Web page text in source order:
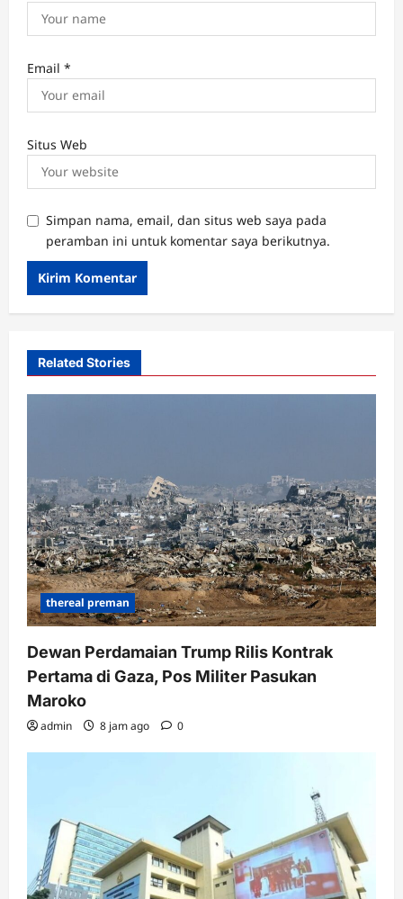
Email *
Situs Web
Simpan nama, email, dan situs web saya pada
peramban ini untuk komentar saya berikutnya.
Related Stories
thereal preman
Dewan Perdamaian Trump Rilis Kontrak
Pertama di Gaza, Pos Militer Pasukan
Maroko
admin 8 jam ago 0